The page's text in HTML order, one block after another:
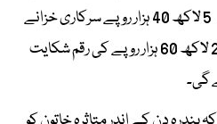
27 لاکھ روپے جرمانہ عائد کیا، 5 لاکھ 40 ہزار روپے سرکاری خزانے
میں جمع ہوں گے جبکہ باقی 21 لاکھ 60 ہزار روپے کی رقم شکایت
گی۔